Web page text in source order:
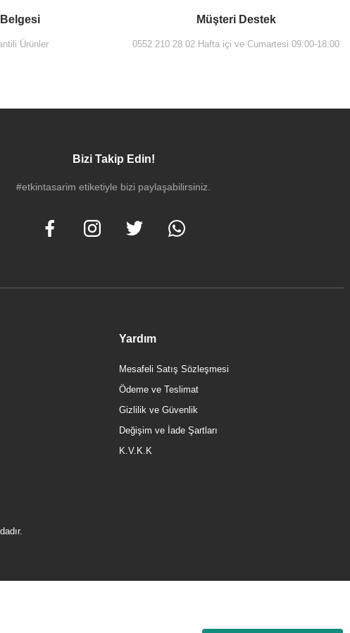
Ürünler
Müşteri Destek
0552 210 28 02 Hafta içi ve Cumartesi 09:00-18:00
Bizi Takip Edin!
#etkintasarim etiketiyle bizi paylaşabilirsiniz.
Yardım
Mesafeli Satış Sözleşmesi
Ödeme ve Teslimat
Gizlilik ve Güvenlik
Değişim ve İade Şartları
K.V.K.K